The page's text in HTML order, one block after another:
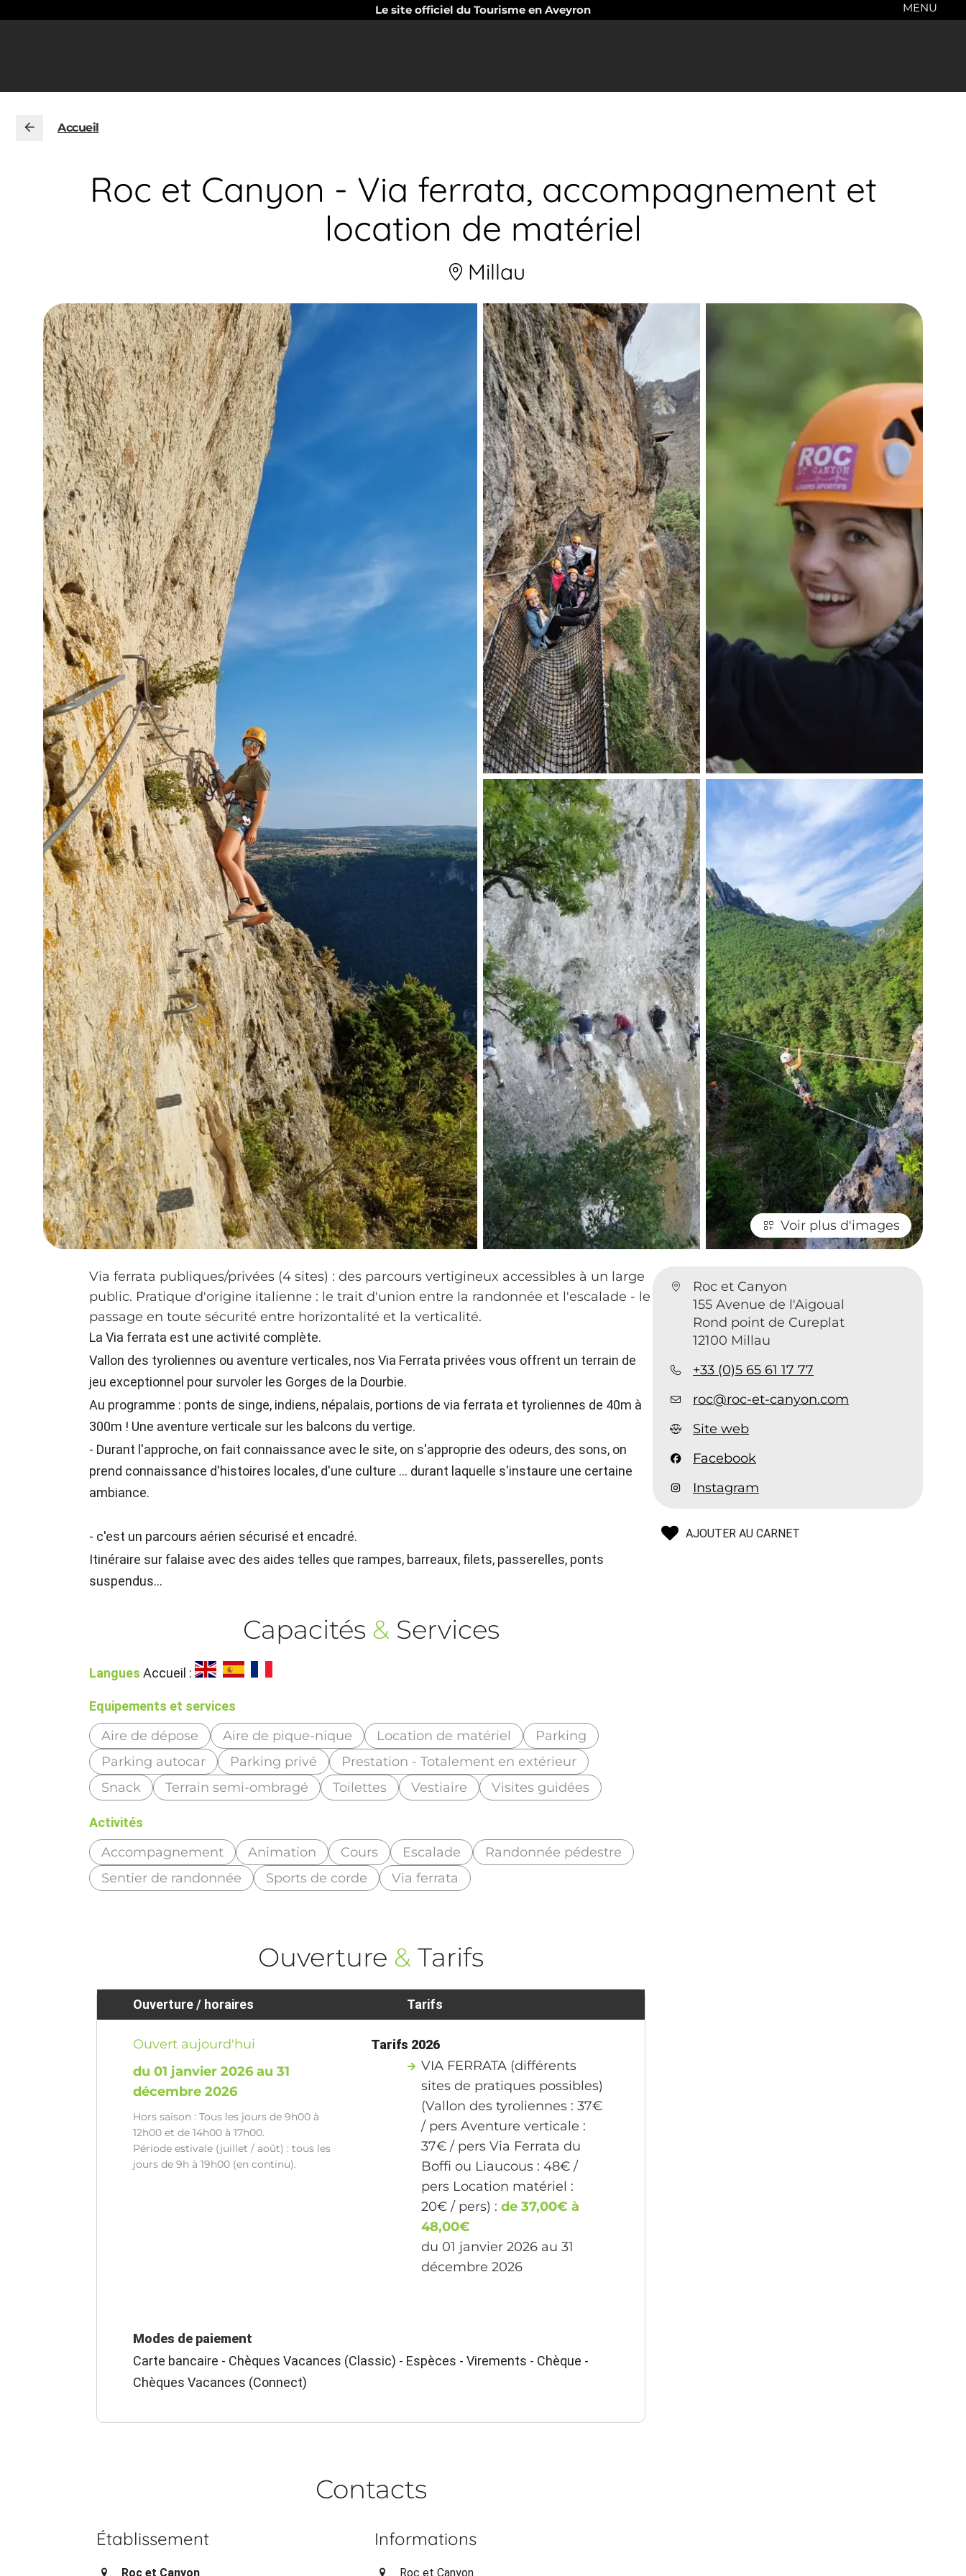
Le site officiel du Tourisme en Aveyron MENU
Accueil
Roc et Canyon - Via ferrata, accompagnement et
location de matériel
Millau
Voir plus d'images
Roc et Canyon
155 Avenue de l'Aigoual
Rond point de Cureplat
12100 Millau
+33 (0)5 65 61 17 77
roc@roc-et-canyon.com
Site web
Facebook
Instagram
AJOUTER AU CARNET
Via ferrata publiques/privées (4 sites) : des parcours vertigineux accessibles à un large
public. Pratique d'origine italienne : le trait d'union entre la randonnée et l'escalade - le
passage en toute sécurité entre horizontalité et la verticalité.
La Via ferrata est une activité complète.
Vallon des tyroliennes ou aventure verticales, nos Via Ferrata privées vous offrent un terrain de
jeu exceptionnel pour survoler les Gorges de la Dourbie.
Au programme : ponts de singe, indiens, népalais, portions de via ferrata et tyroliennes de 40m à
300m ! Une aventure verticale sur les balcons du vertige.
- Durant l'approche, on fait connaissance avec le site, on s'approprie des odeurs, des sons, on
prend connaissance d'histoires locales, d'une culture ... durant laquelle s'instaure une certaine
ambiance.
- c'est un parcours aérien sécurisé et encadré.
Itinéraire sur falaise avec des aides telles que rampes, barreaux, filets, passerelles, ponts
suspendus...
Capacités & Services
Langues Accueil :
Equipements et services
Aire de dépose Aire de pique-nique Location de matériel
Parking
Parking autocar
Parking privé
Prestation - Totalement en extérieur
Snack
Terrain semi-ombragé Toilettes Vestiaire Visites guidées
Activités
Accompagnement Animation Cours Escalade
Randonnée pédestre
Sentier de randonnée
Sports de corde Via ferrata
Ouverture & Tarifs
Ouverture / horaires
Ouvert aujourd'hui
du 01 janvier 2026 au 31
décembre 2026
Hors saison : Tous les jours de 9h00 à
12h00 et de 14h00 à 17h00.
Période estivale (juillet / août) : tous les
jours de 9h à 19h00 (en continu).
Tarifs
Tarifs 2026
VIA FERRATA (différents
sites de pratiques possibles)
(Vallon des tyroliennes : 37€
/ pers Aventure verticale :
37€ / pers Via Ferrata du
Boffi ou Liaucous : 48€ /
pers Location matériel :
20€ / pers) :de 37,00€ à
48,00€
du 01 janvier 2026 au 31
décembre 2026
Modes de paiement
Carte bancaire - Chèques Vacances (Classic) - Espèces - Virements - Chèque -
Chèques Vacances (Connect)
Contacts
Établissement
Roc et Canyon
Informations
Roc et Canyon